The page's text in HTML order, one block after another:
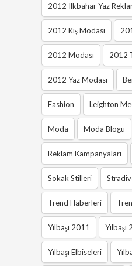
2012 Ilkbahar Yaz
2012 Kış Modası
2012 Modası 2012
2012 Yaz Modası
Fashion Leighton
Moda Moda Blogu
Reklam Kampanyaları
Sokak Stilleri
Trend Haberleri
Yılbaşı 2011 Yılbaşı
Yılbaşı Elbiseleri